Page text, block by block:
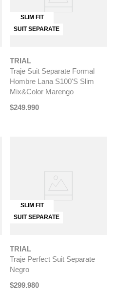
SLIM FIT
SUIT SEPARATE
TRIAL
Traje Suit Separate Formal
Hombre Lana S100'S Slim
Mix&Color Marengo
$249.990
SLIM FIT
SUIT SEPARATE
TRIAL
Traje Perfect Suit Separate
Negro
$299.980